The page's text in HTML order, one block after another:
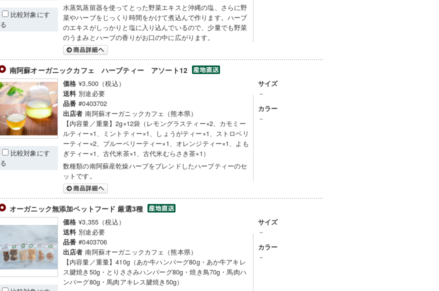
比較対象にす
る
水蒸気蒸留器を使ってとった野菜エキスと沖縄の塩、さらに野
菜やハーブをじっくり時間をかけて煮込んで作ります。ハーブ
のエキスがしっかりと塩に入り込んでいるので、少量でも野菜
のうまみとハーブの香りがお口の中に広がります。
南阿蘇オーガニックカフェ ハーブティー アソート12
比較対象にす
る
価格 ¥3,500（税込）
送料 別途必要
品番 #0403702
出店者 南阿蘇オーガニックカフェ（熊本県）
【内容量／重量】2g×12袋（レモングラスティー×2、カモミー
ルティー×1、ミントティー×1、しょうがティー×1、ストロベリ
ーティー×2、ブルーベリーティー×1、オレンジティー×1、よも
ぎティー×1、古代米茶×1、古代米むらさき茶×1）
数種類の南阿蘇産乾燥ハーブをブレンドしたハーブティーのセ
ットです。
サイズ
－
カラー
－
オーガニック無添加ペットフード 厳選3種
価格 ¥3,355（税込）
送料 別途必要
品番 #0403706
出店者 南阿蘇オーガニックカフェ（熊本県）
【内容量／重量】410g（あか牛ハンバーグ80g・あか牛アキレ
ス腱焼き50g・とりささみハンバーグ80g・焼き鳥70g・馬肉ハ
ンバーグ80g・馬肉アキレス腱焼き50g）
サイズ
－
カラー
－